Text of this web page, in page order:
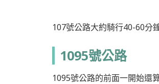
107號公路大約騎行40-60分
1095號公路
1095號公路的前面一開始還